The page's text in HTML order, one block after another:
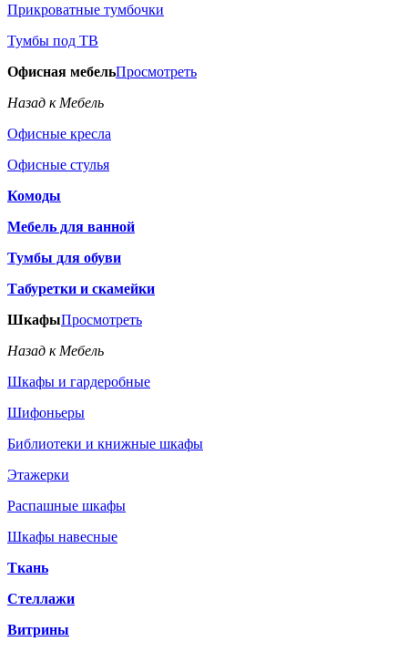
Прикроватные тумбочки
Тумбы под ТВ
Офисная мебельПросмотреть
Назад к Мебель
Офисные кресла
Офисные стулья
Комоды
Мебель для ванной
Тумбы для обуви
Табуретки и скамейки
ШкафыПросмотреть
Назад к Мебель
Шкафы и гардеробные
Шифоньеры
Библиотеки и книжные шкафы
Этажерки
Распашные шкафы
Шкафы навесные
Ткань
Стеллажи
Витрины